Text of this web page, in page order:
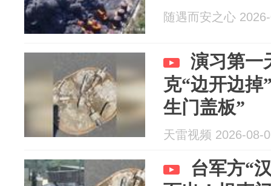
随遇而安之心
演习第一
克“边开边掉
生门盖板”
天雷视频 2026-08-
台军方“